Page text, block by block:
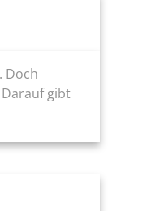
Doch
gibt